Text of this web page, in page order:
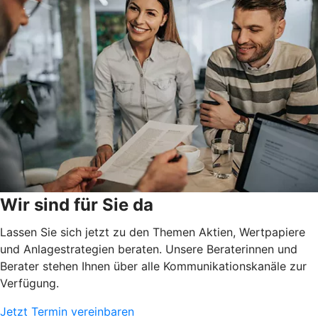
Wir sind für Sie da
Lassen Sie sich jetzt zu den Themen Aktien, Wertpapiere
und Anlagestrategien beraten. Unsere Beraterinnen und
Berater stehen Ihnen über alle Kommunikationskanäle zur
Verfügung.
Jetzt Termin vereinbaren